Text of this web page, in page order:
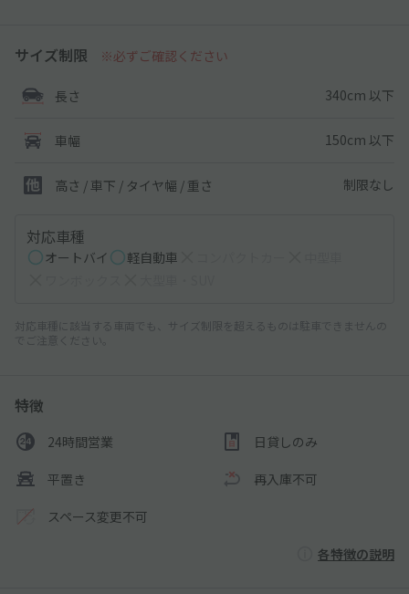
サイズ制限 ※必ずご確認ください
長さ 340cm 以下
車幅 150cm 以下
高さ / 車下 / タイヤ幅 / 重さ 制限なし
対応車種
オートバイ 軽自動車
対応車種に該当する車両でも、サイズ制限を超えるものは駐車できませんの
でご注意ください。
特徴
24時間営業 日貸しのみ
平置き 再入庫不可
スペース変更不可
各特徴の説明